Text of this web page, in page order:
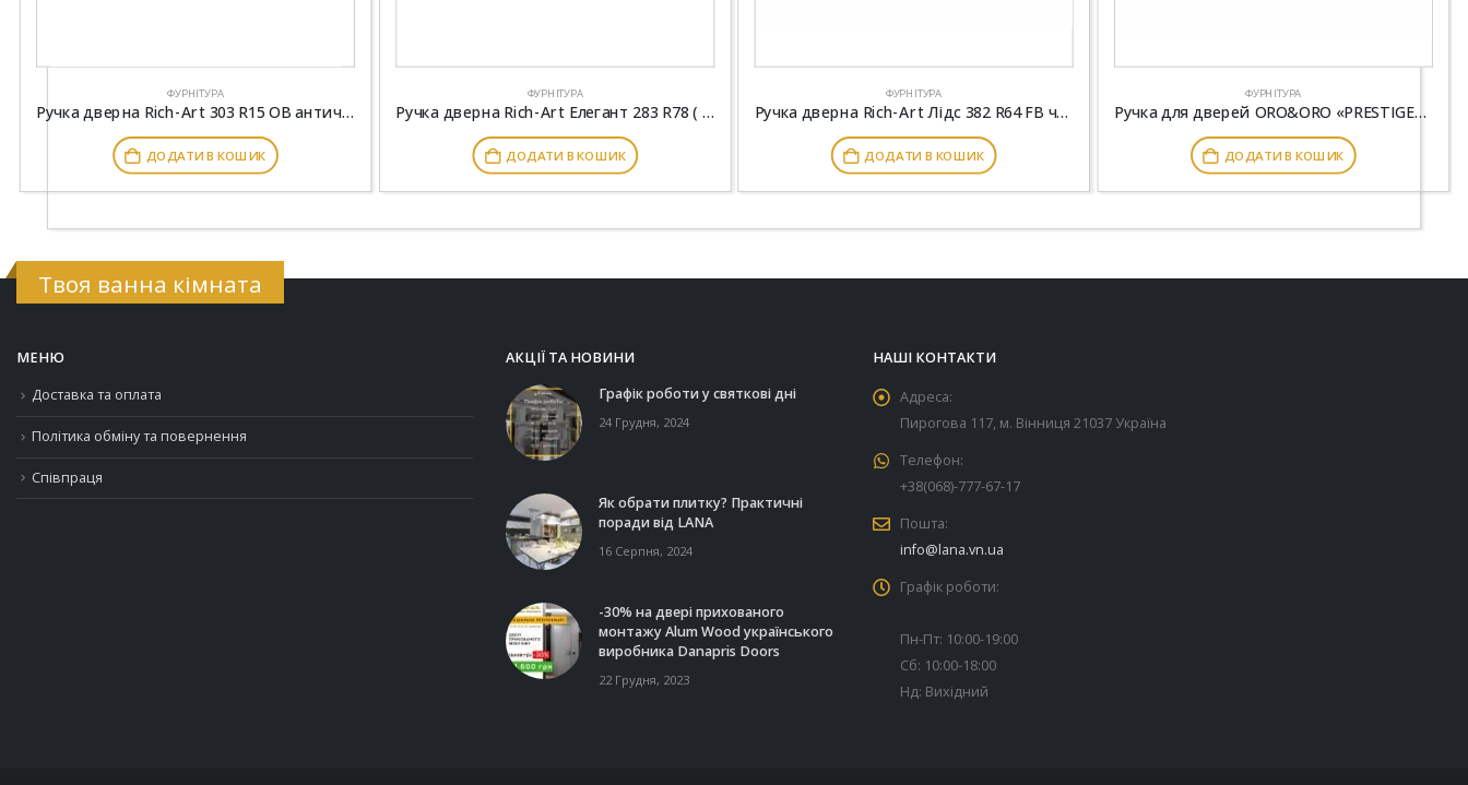
ФУРНІТУРА
Ручка дверна Rich-Art 303 R15 OB антична бронза
ДОДАТИ В КОШИК
ФУРНІТУРА
Ручка дверна Rich-Art Елегант 283 R78 ( тонка розетка) MWSC матовий хром
ДОДАТИ В КОШИК
ФУРНІТУРА
Ручка дверна Rich-Art Лідс 382 R64 FB чорний
ДОДАТИ В КОШИК
ФУРНІТУРА
Ручка для дверей ORO&ORO «PRESTIGE» black Danapris Doors
ДОДАТИ В КОШИК
Твоя ванна кімната
МЕНЮ
Доставка та оплата
Політика обміну та повернення
Співпраця
АКЦІЇ ТА НОВИНИ
Графік роботи у святкові дні
24 Грудня, 2024
Як обрати плитку? Практичні
поради від LANA
16 Серпня, 2024
-30% на двері прихованого
монтажу Alum Wood українського
виробника Danapris Doors
22 Грудня, 2023
НАШІ КОНТАКТИ
Адреса:
Пирогова 117, м. Вінниця 21037 Україна
Телефон:
+38(068)-777-67-17
Пошта:
info@lana.vn.ua
Графік роботи:
Пн-Пт: 10:00-19:00
Сб: 10:00-18:00
Нд: Вихідний